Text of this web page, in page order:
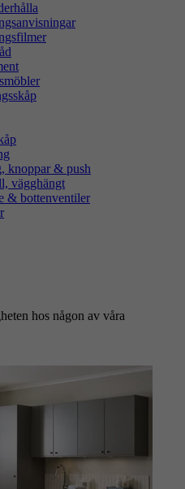
knoppar & push
vägghängt
& bottenventiler
hos någon av våra